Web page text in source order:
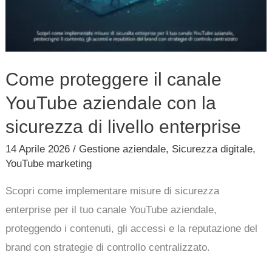
Come proteggere il canale
YouTube aziendale con la
sicurezza di livello enterprise
14 Aprile 2026/ Gestione aziendale, Sicurezza digitale,
YouTube marketing
Scopri come implementare misure di sicurezza
enterprise per il tuo canale YouTube aziendale,
proteggendo i contenuti, gli accessi e la reputazione del
brand con strategie di controllo centralizzato.